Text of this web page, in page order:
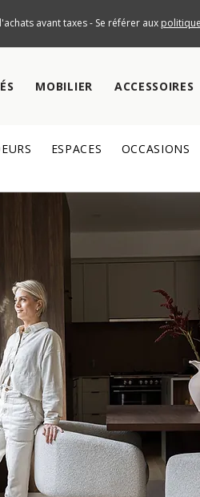
avant taxes - Se référer aux
MOBILIER ACCESSOIRES
ESPACES OCCASIONS